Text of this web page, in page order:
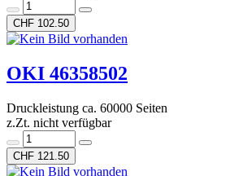
CHF 102.50
OKI 46358502
Druckleistung ca. 60000 Seiten
z.Zt. nicht verfügbar
CHF 121.50